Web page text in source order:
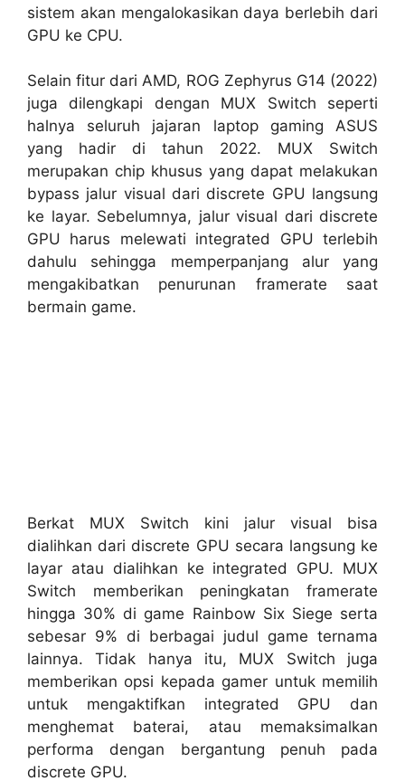
sistem akan mengalokasikan daya berlebih dari
GPU ke CPU.
Selain fitur dari AMD, ROG Zephyrus G14 (2022)
juga dilengkapi dengan MUX Switch seperti
halnya seluruh jajaran laptop gaming ASUS
yang hadir di tahun 2022. MUX Switch
merupakan chip khusus yang dapat melakukan
bypass jalur visual dari discrete GPU langsung
ke layar. Sebelumnya, jalur visual dari discrete
GPU harus melewati integrated GPU terlebih
dahulu sehingga memperpanjang alur yang
mengakibatkan penurunan framerate saat
bermain game.
memberikan opsi kepada gamer untuk memilih
untuk mengaktifkan integrated GPU dan
menghemat baterai, atau memaksimalkan
performa dengan bergantung penuh pada
discrete GPU.
Dibandingkan dengan seri pendahulunya, ada
beberapa aspek di ROG Zephyrus G14 (2022)
yang telah di-upgrade pada sisi spesifikasinya.
Pertama, slot penyimpanan ROG Zephyrus G14
(2022) sudah mendukung PCIe 4.0 SSD. Sistem